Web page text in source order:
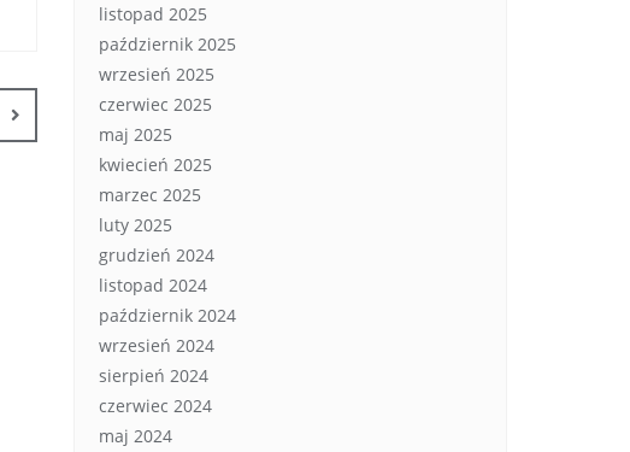
listopad 2025
październik 2025
wrzesień 2025
czerwiec 2025
maj 2025
kwiecień 2025
marzec 2025
luty 2025
grudzień 2024
listopad 2024
październik 2024
wrzesień 2024
sierpień 2024
czerwiec 2024
maj 2024